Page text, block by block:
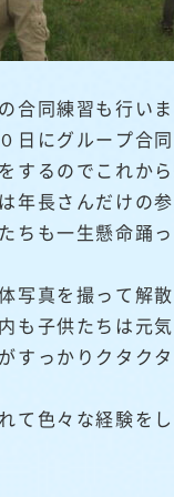
合同練習も行いま
日にグループ合
するのでこれか
年長さんだけの参
ちも一生懸命踊
写真を撮って解散
も子供たちは元気
すっかりクタク
て色々な経験を